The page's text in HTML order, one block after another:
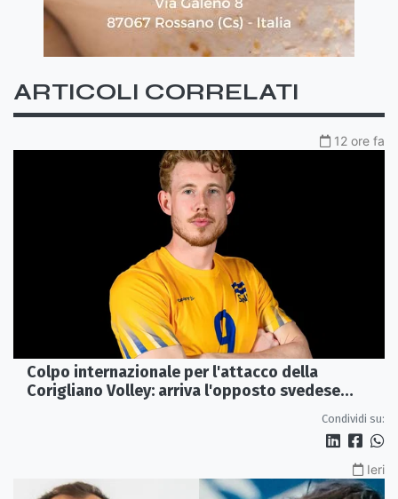
ARTICOLI CORRELATI
12 ore fa
Colpo internazionale per l'attacco della
Corigliano Volley: arriva l'opposto svedese
Condividi su:
Ieri